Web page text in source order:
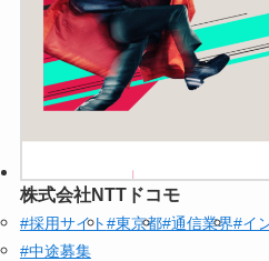
株式会社NTTドコモ
#採用サイト#東京都#通信業界#イ
#中途募集